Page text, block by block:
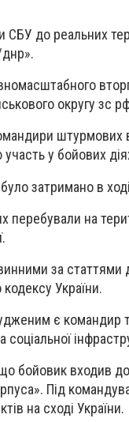
СБУ до реальних
днр».
округу зс
штурмових
у бойових
затримано в
перебували на
за
України.
є командир
соціальної
бойовик входив
Під
на сході України.